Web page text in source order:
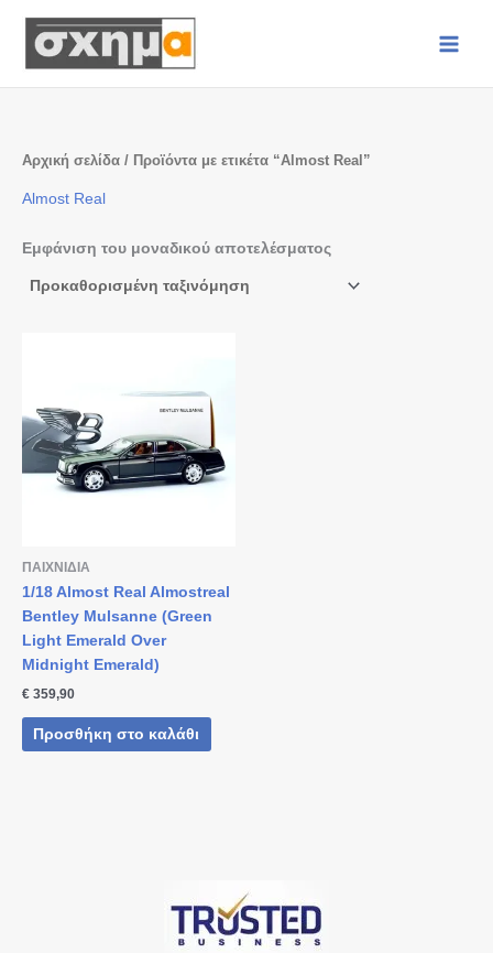
περιεχόμενο
Αρχική σελίδα / Προϊόντα με ετικέτα “Almost Real”
Almost Real
Εμφάνιση του μοναδικού αποτελέσματος
ΠΑΙΧΝΙΔΙΑ
1/18 Almost Real Almostreal
Bentley Mulsanne (Green
Light Emerald Over
Midnight Emerald)
€ 359,90
Προσθήκη στο καλάθι